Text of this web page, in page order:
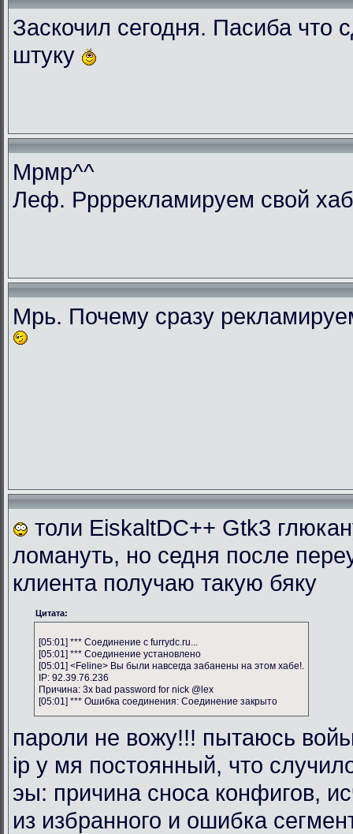
Заскочил сегодня. Пасиба что
штуку
Мрмр^^
Леф. Ррррекламируем свой
Мрь. Почему сразу
толи EiskaltDC++ Gtk3
ломануть, но седня после
клиента получаю такую бяку
Цитата:
[05:01] *** Соединение с furrydc.ru...
[05:01] *** Соединение установлено
[05:01] <Feline> Вы были навсегда забанены на этом хабе!.
IP: 92.39.76.236
Причина: 3x bad password for nick @lex
[05:01] *** Ошибка соединения: Соединение закрыто
пароли не вожу!!! пытаюсь
ip у мя постоянный, что
эы: причина сноса конфигов,
из избранного и ошибка